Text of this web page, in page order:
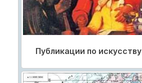
Публикации по искусству